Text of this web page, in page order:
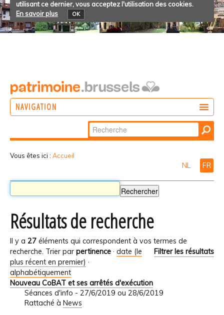
utilisant ce dernier, vous acceptez l'utilisation des cookies.
En savoir plus
OK
NAVIGATION
Chercher par
Recherche
Vous êtes ici : Accueil
NL FR
Résultats de recherche
Il y a 27 éléments qui correspondent à vos termes de
recherche.
Filtrer les résultats
Trier par pertinence · date (le
plus récent en premier) ·
alphabétiquement
Nouveau CoBAT et ses arrêtés d'exécution
Séances d'info - 27/6/2019 ou 28/6/2019
Rattaché à News